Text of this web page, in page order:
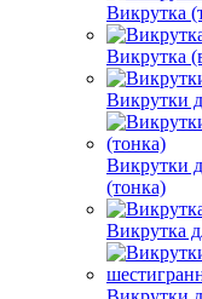
Викрутка
Викрутка
Викрутки
Викрутки
(тонка)
Викрутка